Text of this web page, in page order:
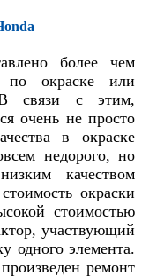
более чем
по окраске или
В связи с этим,
очень не просто
в окраске
недорого, но
качеством
окраски
стоимостью
участвующий
одного элемента.
ремонт